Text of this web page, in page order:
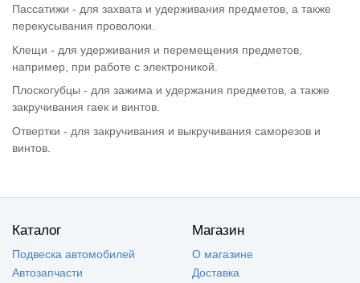
Пассатижи - для захвата и удерживания предметов, а также
перекусывания проволоки.
Клещи - для удерживания и перемещения предметов,
например, при работе с электроникой.
Плоскогубцы - для зажима и удержания предметов, а также
закручивания гаек и винтов.
Отвертки - для закручивания и выкручивания саморезов и
винтов.
Каталог
Подвеска автомобилей
Автозапчасти
Магазин
О магазине
Доставка